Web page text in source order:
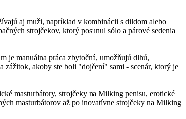
aj muži, napríklad v kombinácii s dildom alebo
strojčekov, ktorý posunul sólo a párové sedenia
je manuálna práca zbytočná, umožňujú dlhú,
zážitok, akoby ste boli "dojčení" sami - scenár, ktorý je
masturbátory, strojčeky na Milking penisu, erotické
masturbátorov až po inovatívne strojčeky na Milking